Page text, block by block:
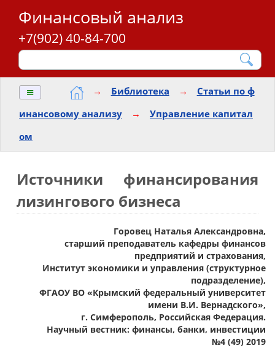
Финансовый анализ
+7(902) 40-84-700
≡ → Библиотека →
Статьи по ф
инансовому анализу
→
Управление капитал
ом
Источники финансирования
лизингового бизнеса
Горовец Наталья Александровна,
старший преподаватель кафедры финансов
предприятий и страхования,
Институт экономики и управления (структурное
подразделение),
ФГАОУ ВО «Крымский федеральный университет
имени В.И. Вернадского»,
г. Симферополь, Российская Федерация.
Научный вестник: финансы, банки, инвестиции
№4 (49) 2019